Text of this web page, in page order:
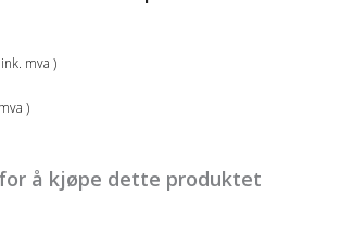
mva )
å kjøpe dette produktet
)